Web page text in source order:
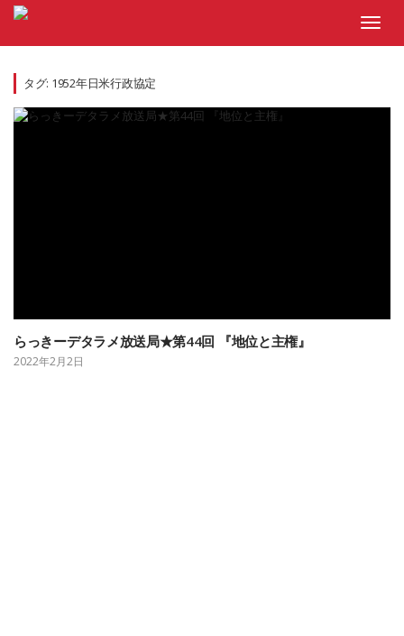
Skip
タグ: 1952年日米行政協定
らっきーデタラメ放送局★第44回 『地位と主権』
2022年2月2日